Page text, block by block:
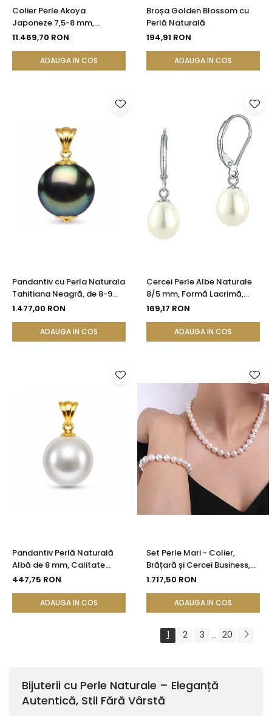
Colier Perle Akoya
Japoneze 7,5-8 mm,
Calitate AAA, Închizătoare
11.469,70 RON
ADAUGA IN COS
Broșa Golden Blossom cu
Perlă Naturală
194,91 RON
ADAUGA IN COS
Pandantiv cu Perla Naturala
Tahitiana Neagră, de 8-9
mm si Aur de 14k
1.477,00 RON
ADAUGA IN COS
Cercei Perle Albe Naturale
8/5 mm, Formă Lacrimă,
Tortiță Închisă, Argint 925 |
169,17 RON
ADAUGA IN COS
Pandantiv Perlă Naturală
Albă de 8 mm, Calitate
AAA+ și Aur 14K (aur 585) |
447,75 RON
ADAUGA IN COS
Set Perle Mari - Colier,
Brățară și Cercei Business,
Argint 925, Perle Naturale
KASKADDA®
1.717,50 RON
ADAUGA IN COS
1 2 3 ... 20
Bijuterii cu Perle Naturale – Eleganță
Autentică, Stil Fără Vârstă